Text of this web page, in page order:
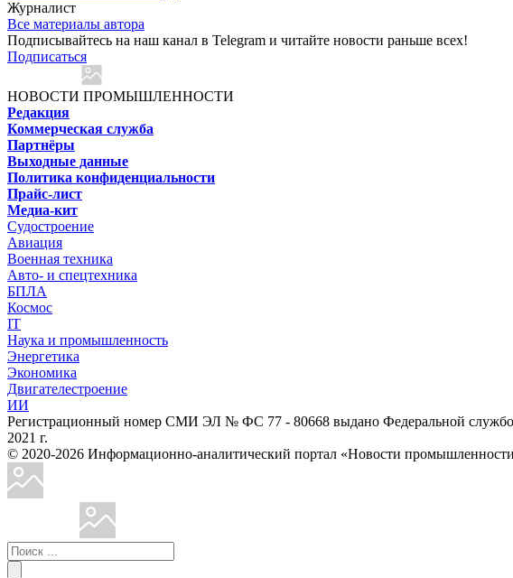
Журналист
Все материалы автора
Подписывайтесь на наш канал в Telegram и читайте новости раньше всех!
Подписаться
НОВОСТИ ПРОМЫШЛЕННОСТИ
Редакция
Коммерческая служба
Партнёры
Выходные данные
Политика конфиденциальности
Прайс-лист
Медиа-кит
Судостроение
Авиация
Военная техника
Авто- и спецтехника
БПЛА
Космос
IT
Наука и промышленность
Энергетика
Экономика
Двигателестроение
ИИ
Регистрационный номер СМИ ЭЛ № ФС 77 - 80668 выдано Федеральной
2021 г.
© 2020-2026 Информационно-аналитический портал «Новости